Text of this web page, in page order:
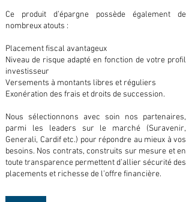
Ce produit d’épargne possède également de
nombreux atouts :
Placement fiscal avantageux
Niveau de risque adapté en fonction de votre profil
investisseur
Versements à montants libres et réguliers
Exonération des frais et droits de succession.
Nous sélectionnons avec soin nos partenaires,
parmi les leaders sur le marché (Suravenir,
Generali, Cardif etc.) pour répondre au mieux à vos
besoins. Nos contrats, construits sur mesure et en
toute transparence permettent d’allier sécurité des
placements et richesse de l’offre financière.